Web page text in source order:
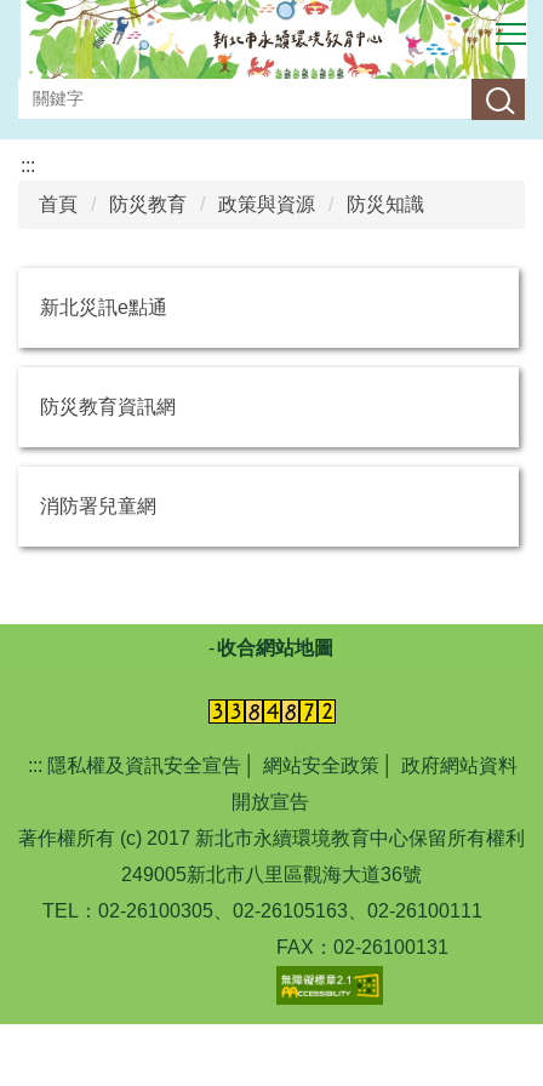
主
內
容
:::
首頁
防災教育 政策與資源 防災知識
新北災訊e點通
防災教育資訊網
消防署兒童網
收合網站地圖
::: 隱私權及資訊安全宣告 網站安全政策
政府網站資料
開放宣告
著作權所有 (c) 2017 新北市永續環境教育中心保留所有權利
249005新北市八里區觀海大道36號
TEL：02-26100305、02-26105163、02-26100111
FAX：02-26100131